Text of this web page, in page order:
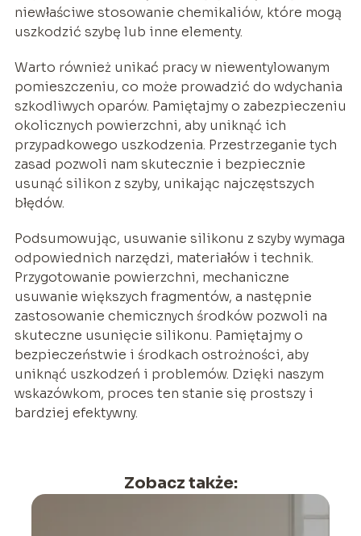
niewłaściwe stosowanie chemikaliów, które mogą
uszkodzić szybę lub inne elementy.
Warto również unikać pracy w niewentylowanym
pomieszczeniu, co może prowadzić do wdychania
szkodliwych oparów. Pamiętajmy o zabezpieczeniu
okolicznych powierzchni, aby uniknąć ich
przypadkowego uszkodzenia. Przestrzeganie tych
zasad pozwoli nam skutecznie i bezpiecznie
usunąć silikon z szyby, unikając najczęstszych
błędów.
Podsumowując, usuwanie silikonu z szyby wymaga
odpowiednich narzędzi, materiałów i technik.
Przygotowanie powierzchni, mechaniczne
usuwanie większych fragmentów, a następnie
zastosowanie chemicznych środków pozwoli na
skuteczne usunięcie silikonu. Pamiętajmy o
bezpieczeństwie i środkach ostrożności, aby
uniknąć uszkodzeń i problemów. Dzięki naszym
wskazówkom, proces ten stanie się prostszy i
bardziej efektywny.
Zobacz także: